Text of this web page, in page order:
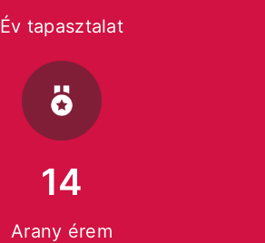
Év tapasztalat
14
Arany érem